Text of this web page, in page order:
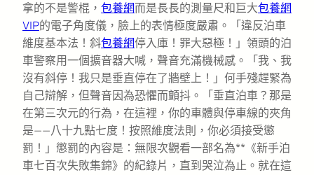
拿的不是警棍， 包養網而是長長的測量尺和巨大包養網
VIP的電子角度儀，臉上的表情極度嚴肅。「違反泊車
維度基本法！斜包養網停入庫！罪大惡極！」領頭的泊
車警察用一個擴音器大喊，聲音充滿機械感。「我、我
沒有斜停！我只是垂直停在了牆壁上！」何手殘趕緊為
自己辯解，但聲音因為恐懼而顫抖。「垂直泊車？那是
在第三次元的行為，在這裡，你的車體與停車線的夾角
是——八十九點七度！按照維度法則，你必須接受懲
罰！」懲罰的內容是：無限次觀看一部名為**《新手泊
車七百次失敗集錦》的紀錄片，直到哭泣為止。就在這